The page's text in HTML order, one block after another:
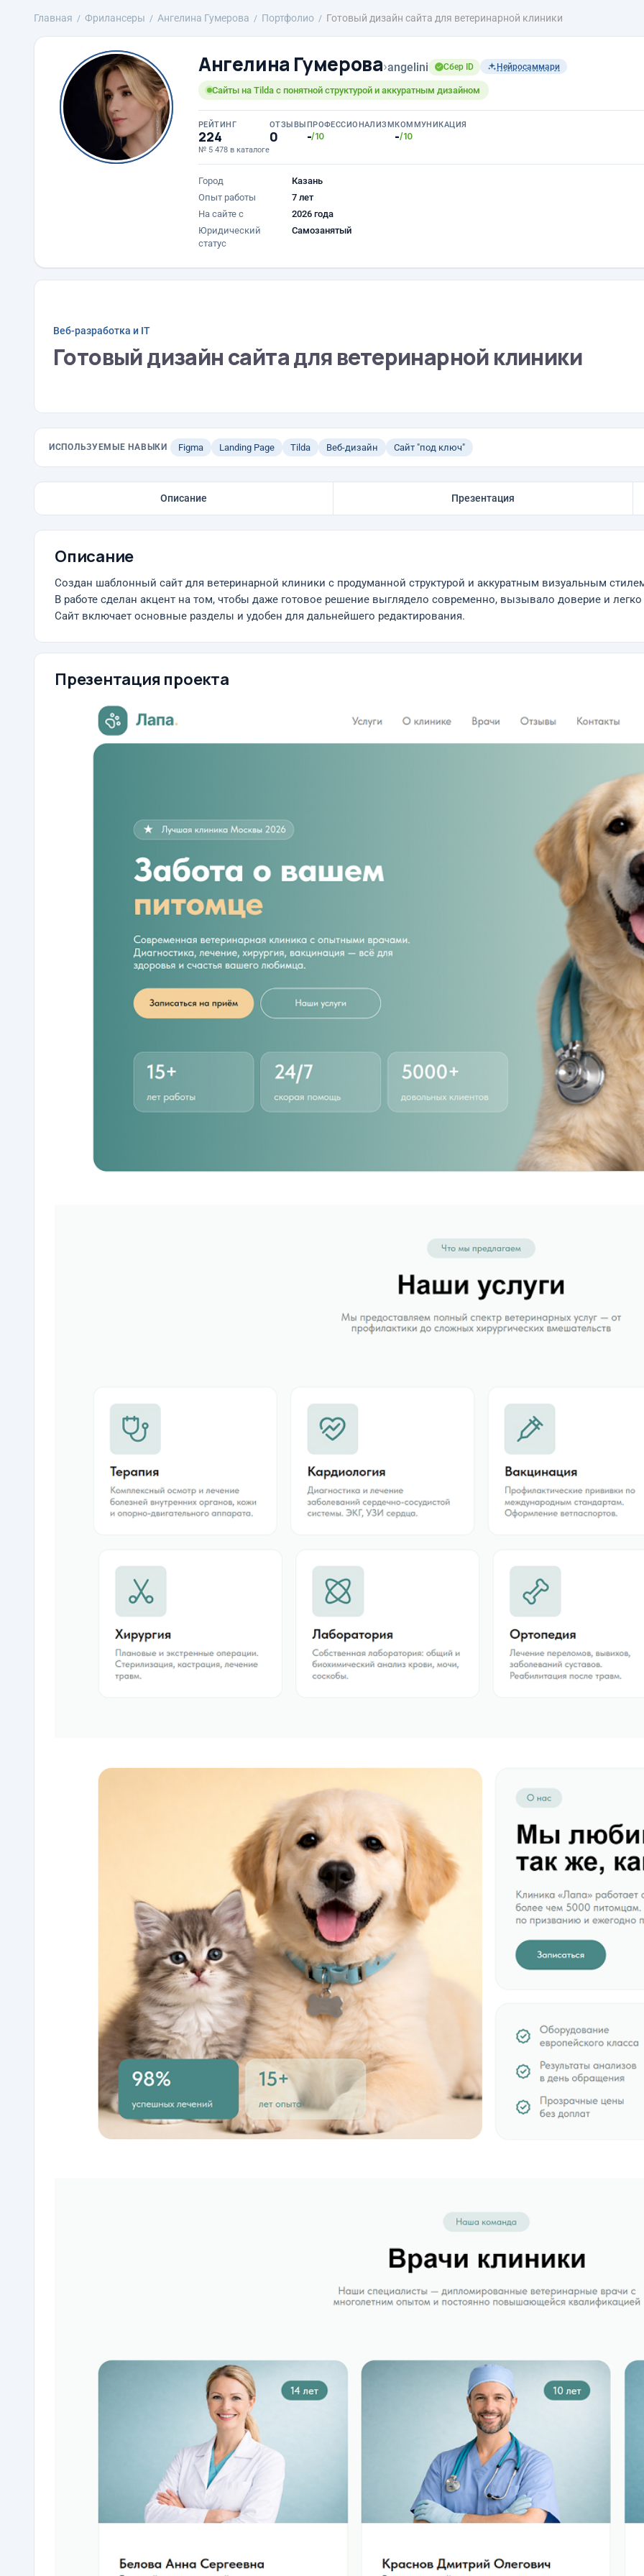
Главная Фрилансеры Ангелина Гумерова Портфолио Готовый дизайн сайта для ветеринарной клиники
Ангелина Гумерова›angelini Сбер ID Нейросаммари
Сайты на Tilda с понятной структурой и аккуратным дизайном
РЕЙТИНГ
224
№ 5 478 в каталоге
ОТЗЫВЫ
0
ПРОФЕССИОНАЛИЗМ
-/10
КОММУНИКАЦИЯ
-/10
Город
Казань
Опыт работы
7 лет
На сайте с
2026 года
Юридический
статус
Самозанятый
Веб-разработка и IT
Готовый дизайн сайта для ветеринарной клиники
ИСПОЛЬЗУЕМЫЕ НАВЫКИ Figma Landing Page Tilda Веб-дизайн Сайт "под ключ"
Описание Презентация
Описание
Создан шаблонный сайт для ветеринарной клиники с продуманной структурой и аккуратным визуальным
В работе сделан акцент на том, чтобы даже готовое решение выглядело современно, вызывало доверие и
Сайт включает основные разделы и удобен для дальнейшего редактирования.
Презентация проекта